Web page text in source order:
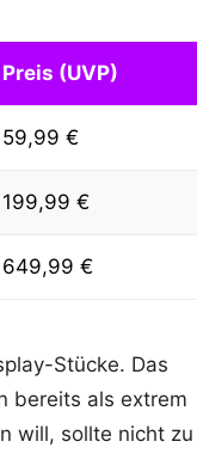
Preis (UVP)
59,99 €
199,99 €
649,99 €
Stücke. Das
bereits als extrem
will, sollte nicht zu